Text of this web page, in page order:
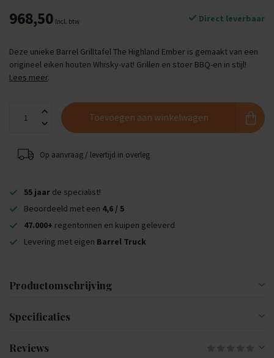
968,50 Incl. btw Direct leverbaar
Deze unieke Barrel Grilltafel The Highland Ember is gemaakt van een
origineel eiken houten Whisky-vat! Grillen en stoer BBQ-en in stijl!
Lees meer.
Toevoegen aan winkelwagen
Op aanvraag / levertijd in overleg
55 jaar de specialist!
Beoordeeld met een 4,6 / 5
47.000+ regentonnen en kuipen geleverd
Levering met eigen Barrel Truck
Productomschrijving
Specificaties
Reviews